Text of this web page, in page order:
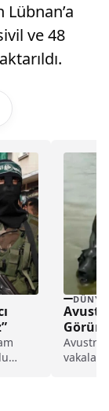
Lübnan’a
ve 48
DÜNYA